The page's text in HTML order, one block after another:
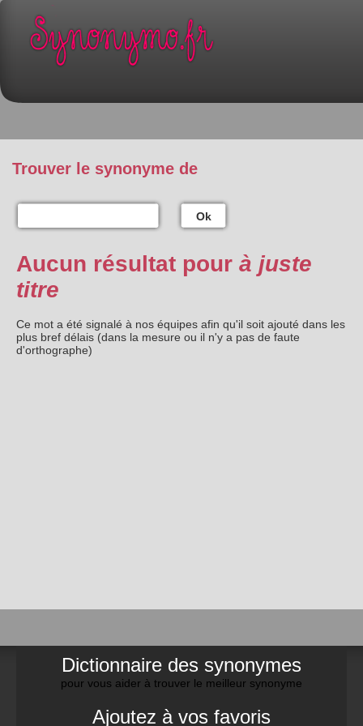
Trouver le synonyme de
Ok
Aucun résultat pour à juste
titre
Ce mot a été signalé à nos équipes afin qu'il soit ajouté dans les
plus bref délais (dans la mesure ou il n'y a pas de faute
d'orthographe)
Dictionnaire des synonymes
pour vous aider à trouver le meilleur synonyme
Ajoutez à vos favoris